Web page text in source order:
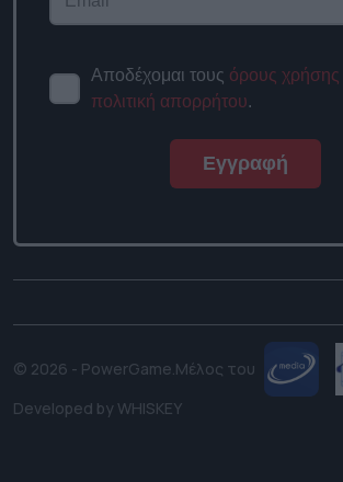
Αποδέχομαι τους
και την πολιτική απορρήτου
© 2026 - PowerGame.Μέλος του